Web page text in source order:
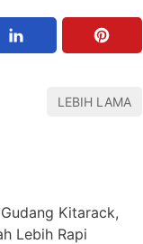
LEBIH LAMA
Kitarack,
Lebih Rapi